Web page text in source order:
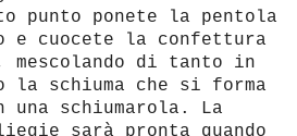
punto ponete la pentola
e cuocete la confettura
di tanto in
la schiuma che si forma
schiumarola. La
sarà pronta quando